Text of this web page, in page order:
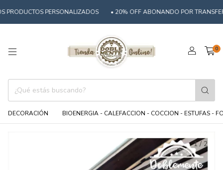
PERSONALIZADOS • 20% OFF ABONANDO POR
0
DECORACIÓN BIOENERGIA - CALEFACCION - COCCION - ESTUFAS -
1/ 2